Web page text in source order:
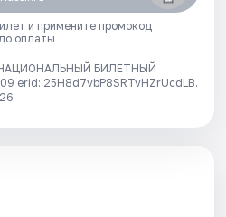
и примените промокод
до оплаты
БИЛЕТНЫЙ
erid: 25H8d7vbP8SRTvHZrUcdLB.